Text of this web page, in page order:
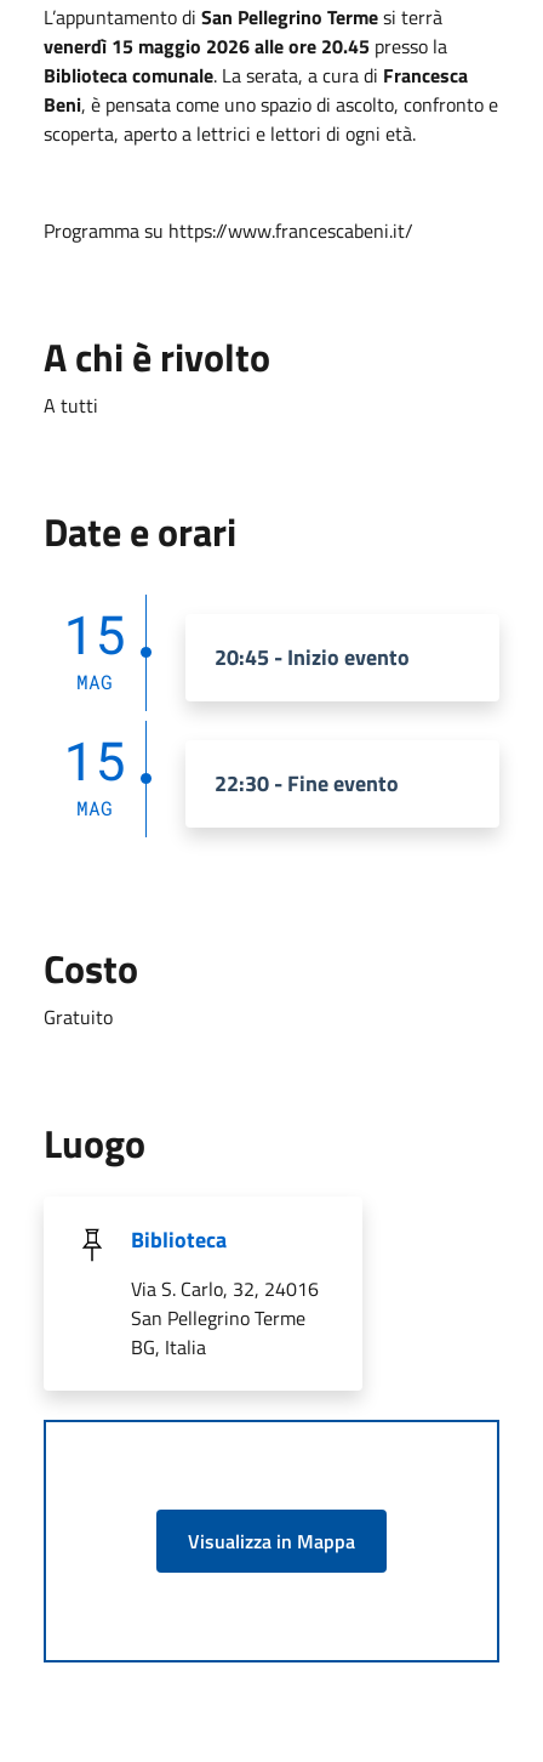
L’appuntamento di San Pellegrino Termesi terrà
venerdì 15 maggio 2026 alle ore 20.45 presso la
Biblioteca comunale. La serata, a cura di Francesca
Beni, è pensata come uno spazio di ascolto, confronto e
scoperta, aperto a lettrici e lettori di ogni età.
Programma su https://www.francescabeni.it/
A chi è rivolto
A tutti
Date e orari
15
MAG
20:45 - Inizio evento
15
MAG
22:30 - Fine evento
Costo
Gratuito
Luogo
Biblioteca
Via S. Carlo, 32, 24016
San Pellegrino Terme
BG, Italia
Visualizza in Mappa